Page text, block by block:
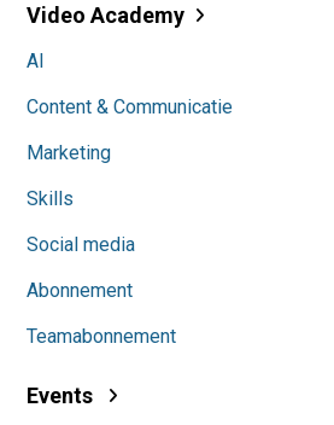
Video Academy
AI
Content & Communicatie
Marketing
Skills
Social media
Abonnement
Teamabonnement
Events